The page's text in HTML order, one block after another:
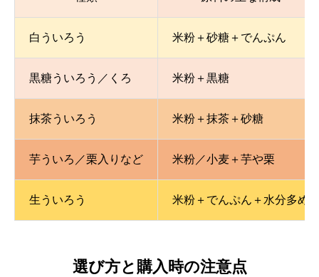
白ういろう 米粉＋砂糖＋でんぷん
黒糖ういろう／くろ 米粉＋黒糖
抹茶ういろう 米粉＋抹茶＋砂糖
芋ういろ／栗入りなど 米粉／小麦＋芋や栗
生ういろう 米粉＋でんぷん＋水分多め
選び方と購入時の注意点